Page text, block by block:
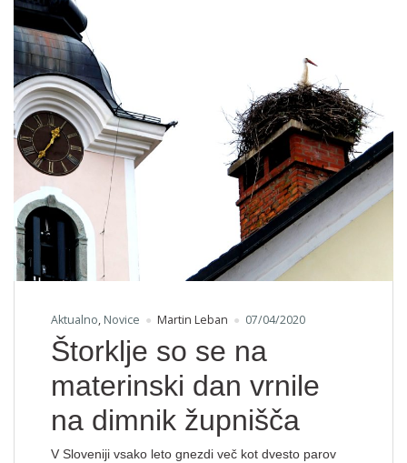
Aktualno, Novice Martin Leban 07/04/2020
Štorklje so se na
materinski dan vrnile
na dimnik župnišča
V Sloveniji vsako leto gnezdi več kot dvesto parov